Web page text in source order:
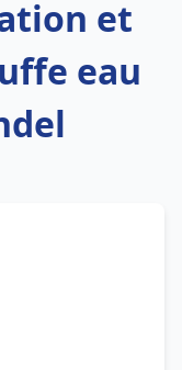
et
eau